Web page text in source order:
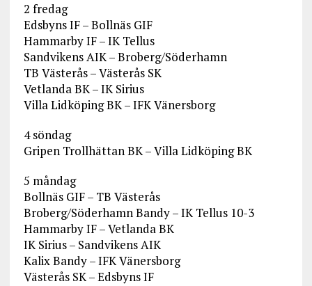
2 fredag
Edsbyns IF – Bollnäs GIF
Hammarby IF – IK Tellus
Sandvikens AIK – Broberg/Söderhamn
TB Västerås – Västerås SK
Vetlanda BK – IK Sirius
Villa Lidköping BK – IFK Vänersborg
4 söndag
Gripen Trollhättan BK – Villa Lidköping BK
5 måndag
Bollnäs GIF – TB Västerås
Broberg/Söderhamn Bandy – IK Tellus 10-3
Hammarby IF – Vetlanda BK
IK Sirius – Sandvikens AIK
Kalix Bandy – IFK Vänersborg
Västerås SK – Edsbyns IF